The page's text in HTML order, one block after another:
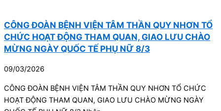
CÔNG ĐOÀN BỆNH VIỆN TÂM THẦN QUY NHƠN TỔ
CHỨC HOẠT ĐỘNG THAM QUAN, GIAO LƯU CHÀO
MỪNG NGÀY QUỐC TẾ PHỤ NỮ 8/3
09/03/2026
CÔNG ĐOÀN BỆNH VIỆN TÂM THẦN QUY NHƠN TỔ CHỨC
HOẠT ĐỘNG THAM QUAN, GIAO LƯU CHÀO MỪNG NGÀY